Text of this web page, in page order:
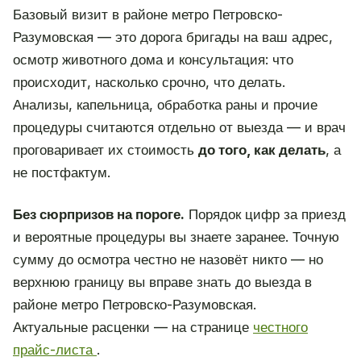
Базовый визит в районе метро Петровско-
Разумовская — это дорога бригады на ваш адрес,
осмотр животного дома и консультация: что
происходит, насколько срочно, что делать.
Анализы, капельница, обработка раны и прочие
процедуры считаются отдельно от выезда — и врач
проговаривает их стоимость до того, как делать, а
не постфактум.
Без сюрпризов на пороге. Порядок цифр за приезд
и вероятные процедуры вы знаете заранее. Точную
сумму до осмотра честно не назовёт никто — но
верхнюю границу вы вправе знать до выезда в
районе метро Петровско-Разумовская.
Актуальные расценки — на странице честного
прайс-листа .